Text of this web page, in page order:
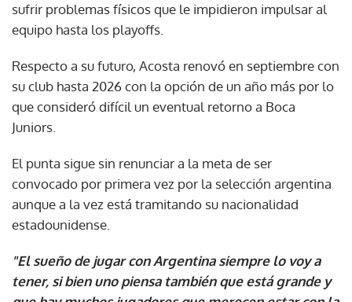
sufrir problemas físicos que le impidieron impulsar al
equipo hasta los playoffs.
Respecto a su futuro, Acosta renovó en septiembre con
su club hasta 2026 con la opción de un año más por lo
que consideró difícil un eventual retorno a Boca
Juniors.
El punta sigue sin renunciar a la meta de ser
convocado por primera vez por la selección argentina
aunque a la vez está tramitando su nacionalidad
estadounidense.
"El sueño de jugar con Argentina siempre lo voy a
tener, si bien uno piensa también que está grande y